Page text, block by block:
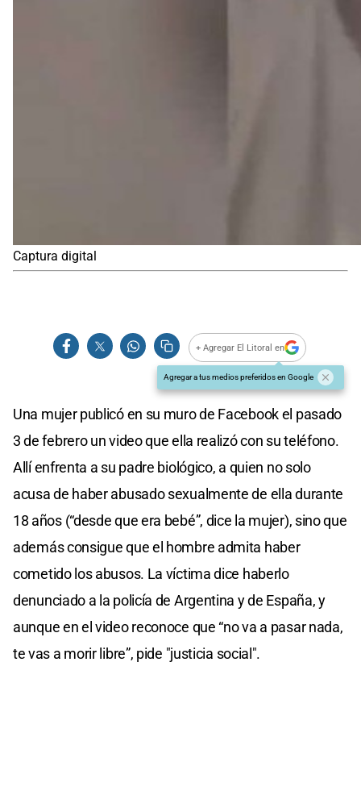
Captura digital
+ Agregar El Litoral en
Agregar a tus medios preferidos en Google
Una mujer publicó en su muro de Facebook el pasado
3 de febrero un video que ella realizó con su teléfono.
Allí enfrenta a su padre biológico, a quien no solo
acusa de haber abusado sexualmente de ella durante
18 años (“desde que era bebé”, dice la mujer), sino que
además consigue que el hombre admita haber
cometido los abusos. La víctima dice haberlo
denunciado a la policía de Argentina y de España, y
aunque en el video reconoce que “no va a pasar nada,
te vas a morir libre”, pide "justicia social".